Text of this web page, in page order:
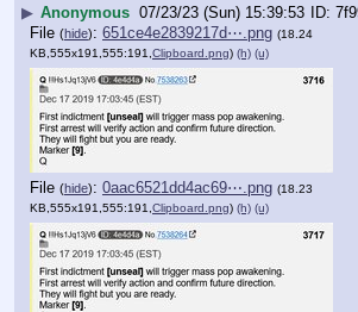
▶ Anonymous 07/23/23 (Sun) 15:39:53
File (hide): 651ce4e2839217d⋯.png (18.24
KB,555x191,555:191,Clipboard.png) (h) (u)
File (hide): 0aac6521dd4ac69⋯.png (18.23
KB,555x191,555:191,Clipboard.png) (h) (u)